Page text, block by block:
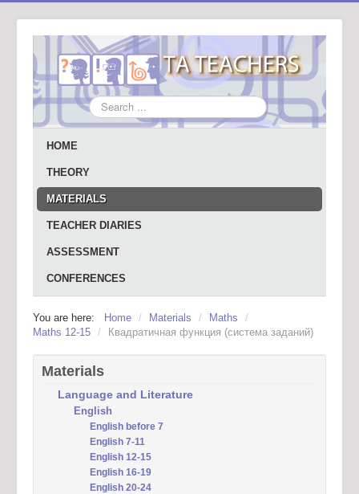
Search
...
HOME
THEORY
MATERIALS
TEACHER DIARIES
ASSESSMENT
CONFERENCES
You are here: Home / Materials / Maths
/
Maths 12-15 / Квадратичная функция (система заданий)
Materials
Language and Literature
English
English before 7
English 7-11
English 12-15
English 16-19
English 20-24